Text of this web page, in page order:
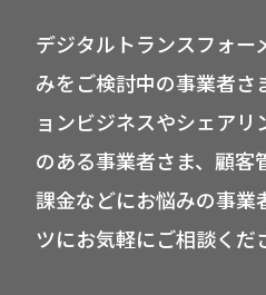
デジタルトランスフォー
みをご検討中の事業者さ
ョンビジネスやシェア
のある事業者さま、顧客
課金などにお悩みの事業
ツにお気軽にご相談くだ